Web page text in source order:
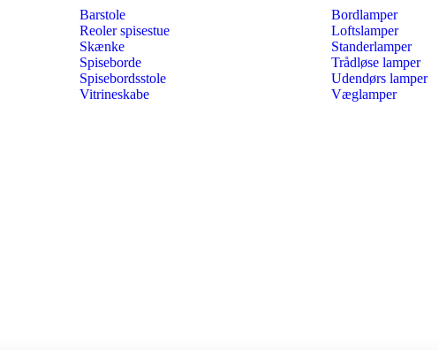
Barstole
Reoler spisestue
Skænke
Spiseborde
Spisebordsstole
Vitrineskabe
Bordlamper
Loftslamper
Standerlamper
Trådløse lamper
Udendørs lamper
Væglamper